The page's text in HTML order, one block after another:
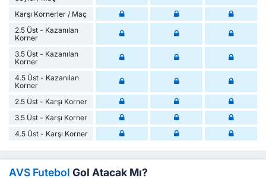
Karşı Kornerler / Maç
2.5 Üst - Kazanılan
Korner
3.5 Üst - Kazanılan
Korner
4.5 Üst - Kazanılan
Korner
2.5 Üst - Karşı Korner
3.5 Üst - Karşı Korner
4.5 Üst - Karşı Korner
AVS Futebol Gol Atacak Mı?